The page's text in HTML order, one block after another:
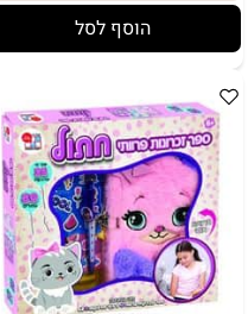
הוסף לסל